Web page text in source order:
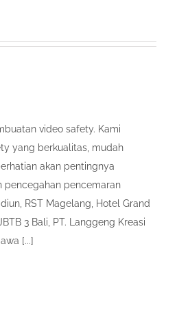
video safety. Kami
yang berkualitas, mudah
akan pentingnya
pencegahan pencemaran
RST Magelang, Hotel Grand
3 Bali, PT. Langgeng Kreasi
[...]